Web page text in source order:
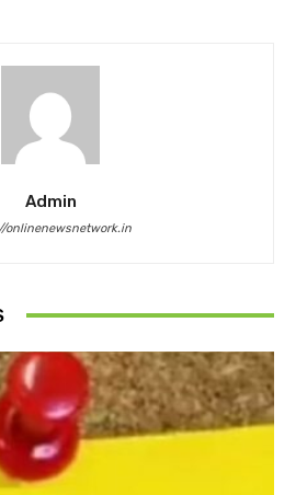
Admin
onlinenewsnetwork.in